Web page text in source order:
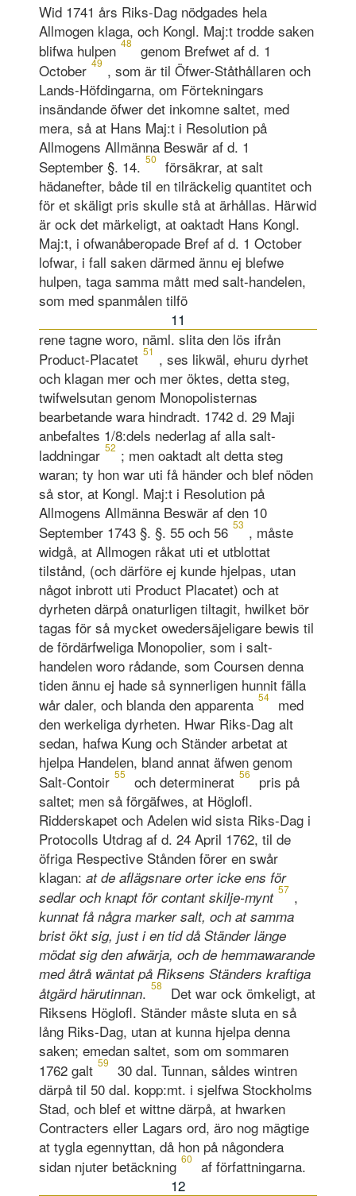
Wid 1741 års Riks-Dag nödgades hela
Allmogen klaga, och Kongl. Maj:t trodde saken
blifwa hulpen 48
genom Brefwet af d. 1
October 49 , som är til Öfwer-Ståthållaren och
Lands-Höfdingarna, om Förtekningars
insändande öfwer det inkomne saltet, med
mera, så at Hans Maj:t i Resolution på
Allmogens Allmänna Beswär af d. 1
September §. 14. 50
försäkrar, at salt
hädanefter, både til en tilräckelig quantitet och
för et skäligt pris skulle stå at ärhållas. Härwid
är ock det märkeligt, at oaktadt Hans Kongl.
Maj:t, i ofwanåberopade Bref af d. 1 October
lofwar, i fall saken därmed ännu ej blefwe
hulpen, taga samma mått med salt-handelen,
som med spanmålen tilfö
11
rene tagne woro, näml. slita den lös ifrån
Product-Placatet 51 , ses likwäl, ehuru dyrhet
och klagan mer och mer öktes, detta steg,
twifwelsutan genom Monopolisternas
bearbetande wara hindradt. 1742 d. 29 Maji
anbefaltes 1/8:dels nederlag af alla salt-
laddningar 52 ; men oaktadt alt detta steg
waran; ty hon war uti få händer och blef nöden
så stor, at Kongl. Maj:t i Resolution på
Allmogens Allmänna Beswär af den 10
September 1743 §. §. 55 och 56 53 , måste
widgå, at Allmogen råkat uti et utblottat
tilstånd, (och därföre ej kunde hjelpas, utan
något inbrott uti Product Placatet) och at
dyrheten därpå onaturligen tiltagit, hwilket bör
tagas för så mycket owedersäjeligare bewis til
de fördärfweliga Monopolier, som i salt-
handelen woro rådande, som Coursen denna
tiden ännu ej hade så synnerligen hunnit fälla
wår daler, och blanda den apparenta 54
med
den werkeliga dyrheten. Hwar Riks-Dag alt
sedan, hafwa Kung och Ständer arbetat at
hjelpa Handelen, bland annat äfwen genom
Salt-Contoir 55 och determinerat 56
pris på
saltet; men så förgäfwes, at Höglofl.
Ridderskapet och Adelen wid sista Riks-Dag i
Protocolls Utdrag af d. 24 April 1762, til de
öfriga Respective Stånden förer en swår
klagan: at de aflägsnare orter icke ens för
sedlar och knapt för contant skilje-mynt 57 ,
kunnat få några marker salt, och at samma
brist ökt sig, just i en tid då Ständer länge
mödat sig den afwärja, och de hemmawarande
med åtrå wäntat på Riksens Ständers kraftiga
åtgärd härutinnan. 58
Det war ock ömkeligt, at
Riksens Höglofl. Ständer måste sluta en så
lång Riks-Dag, utan at kunna hjelpa denna
saken; emedan saltet, som om sommaren
1762 galt 59
30 dal. Tunnan, såldes wintren
därpå til 50 dal. kopp:mt. i sjelfwa Stockholms
Stad, och blef et wittne därpå, at hwarken
Contracters eller Lagars ord, äro nog mägtige
at tygla egennyttan, då hon på någondera
sidan njuter betäckning 60
af författningarna.
12